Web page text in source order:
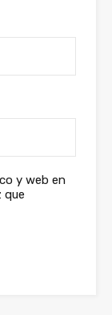
y web en
que